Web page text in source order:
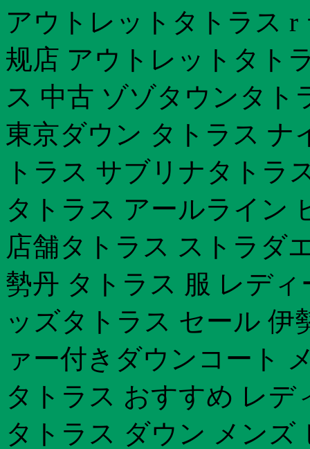
アウトレットタトラス
规店 アウトレットタト
ス 中古 ゾゾタウンタト
東京ダウン タトラス ナ
トラス サブリナタトラ
タトラス アールライン
店舗タトラス ストラダ
勢丹 タトラス 服 レデ
ッズタトラス セール 伊
ァー付きダウンコート
タトラス おすすめ レ
タトラス ダウン メン